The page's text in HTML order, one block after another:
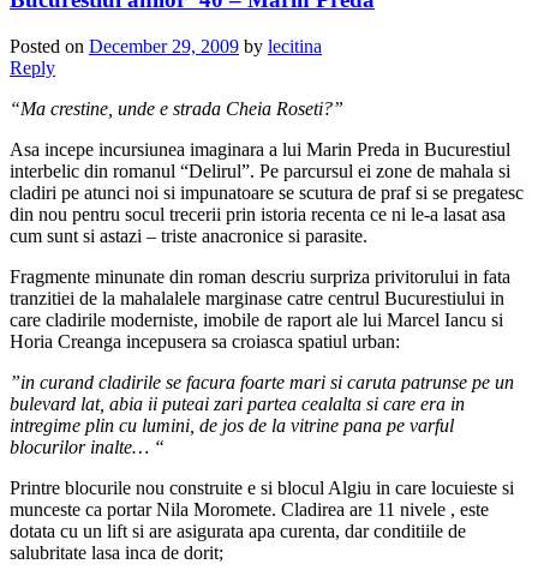
Posted on December 29, 2009 by lecitina
Reply
“Ma crestine, unde e strada Cheia Roseti?”
Asa incepe incursiunea imaginara a lui Marin Preda in Bucurestiul
interbelic din romanul “Delirul”. Pe parcursul ei zone de mahala si
cladiri pe atunci noi si impunatoare se scutura de praf si se pregatesc
din nou pentru socul trecerii prin istoria recenta ce ni le-a lasat asa
cum sunt si astazi – triste anacronice si parasite.
Fragmente minunate din roman descriu surpriza privitorului in fata
tranzitiei de la mahalalele marginase catre centrul Bucurestiului in
care cladirile moderniste, imobile de raport ale lui Marcel Iancu si
Horia Creanga incepusera sa croiasca spatiul urban:
”in curand cladirile se facura foarte mari si caruta patrunse pe un
bulevard lat, abia ii puteai zari partea cealalta si care era in
intregime plin cu lumini, de jos de la vitrine pana pe varful
blocurilor inalte… “
Printre blocurile nou construite e si blocul Algiu in care locuieste si
munceste ca portar Nila Moromete. Cladirea are 11 nivele , este
dotata cu un lift si are asigurata apa curenta, dar conditiile de
salubritate lasa inca de dorit;